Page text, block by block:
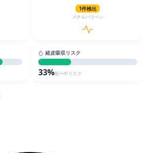
1件検出
メチルパラベン
経皮吸収リスク
33%低〜中リスク